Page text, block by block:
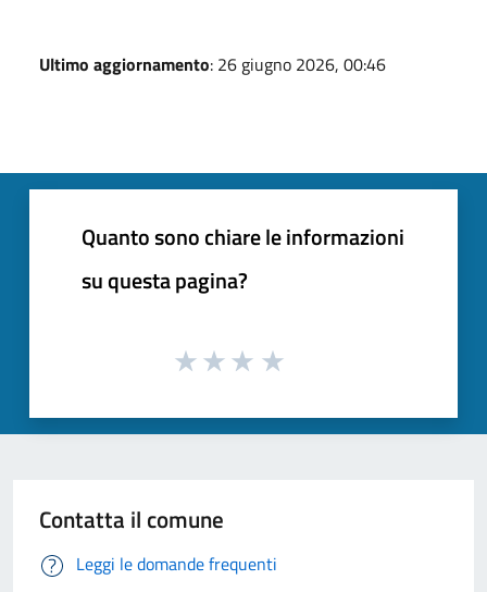
Ultimo aggiornamento: 26 giugno 2026, 00:46
Quanto sono chiare le informazioni
su questa pagina?
Contatta il comune
Leggi le domande frequenti